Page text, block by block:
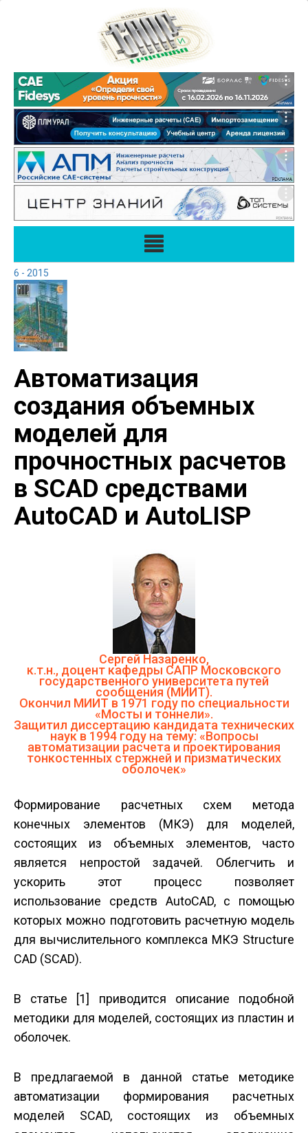
6 - 2015
Автоматизация
создания объемных
моделей для
прочностных расчетов
в SCAD средствами
AutoCAD и AutoLISP
Сергей Назаренко,
к.т.н., доцент кафедры САПР Московского
государственного университета путей
сообщения (МИИТ).
Окончил МИИТ в 1971 году по специальности
«Мосты и тоннели».
Защитил диссертацию кандидата технических
наук в 1994 году на тему: «Вопросы
автоматизации расчета и проектирования
тонкостенных стержней и призматических
оболочек»
Формирование расчетных схем метода
конечных элементов (МКЭ) для моделей,
состоящих из объемных элементов, часто
является непростой задачей. Облегчить и
ускорить этот процесс позволяет
использование средств AutoCAD, с помощью
которых можно подготовить расчетную модель
для вычислительного комплекса МКЭ Structure
CAD (SCAD).
В статье [1] приводится описание подобной
методики для моделей, состоящих из пластин и
оболочек.
В предлагаемой в данной статье методике
автоматизации формирования расчетных
моделей SCAD, состоящих из объемных